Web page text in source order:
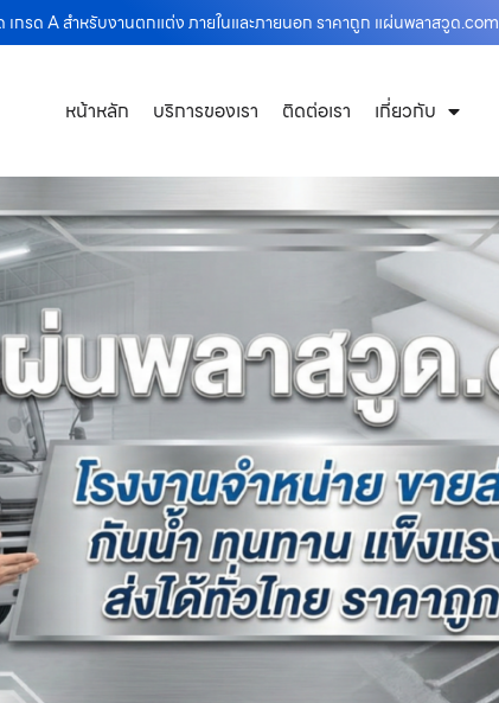
กรด A สำหรับงานตกแต่ง ภายในและภายนอก ราคาถูก แผ่นพลาสวูด.com
หน้าหลัก บริการของเรา ติดต่อเรา เกี่ยวกับ